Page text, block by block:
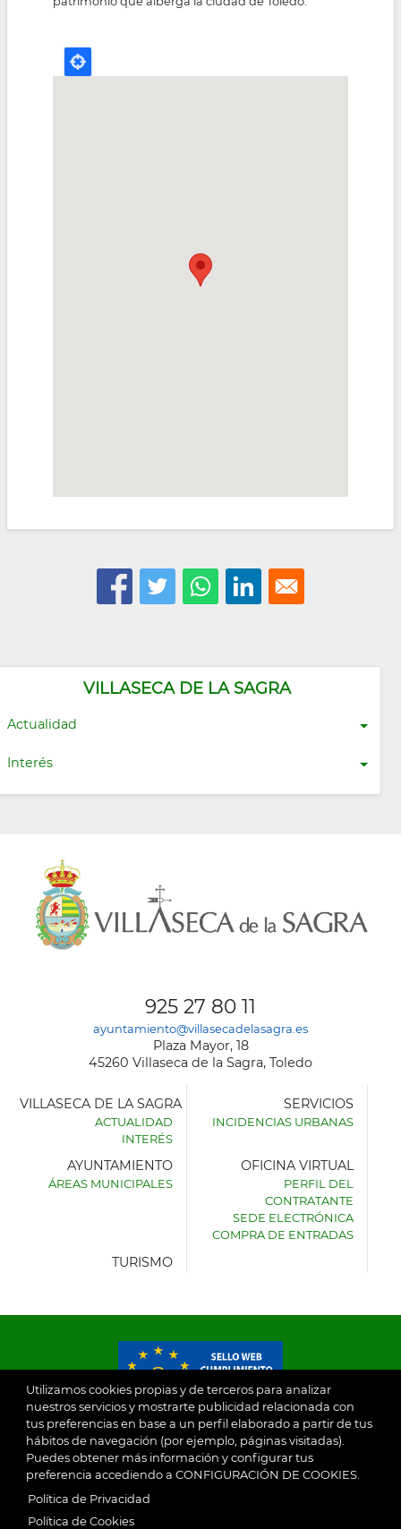
VILLASECA DE LA SAGRA
Actualidad
Interés
Utilizamos cookies propias y de terceros para analizar
nuestros servicios y mostrarte publicidad relacionada con
tus preferencias en base a un perfil elaborado a partir de tus
hábitos de navegación (por ejemplo, páginas visitadas).
Puedes obtener más información y configurar tus
preferencia accediendo a CONFIGURACIÓN DE COOKIES.
Política de Privacidad
Política de Cookies
925 27 80 11
ayuntamiento@villasecadelasagra.es
Plaza Mayor, 18
45260 Villaseca de la Sagra, Toledo
AYUNTAMIENTO
VILLASECA DE LA SAGRA
ACTUALIDAD
INTERÉS
SERVICIOS
INCIDENCIAS URBANAS
AYUNTAMIENTO
ÁREAS MUNICIPALES
OFICINA VIRTUAL
PERFIL DEL
CONTRATANTE
SEDE ELECTRÓNICA
COMPRA DE ENTRADAS
TURISMO
© 2026
Ayuntamiento de Villaseca de la Sagra Aviso Legal